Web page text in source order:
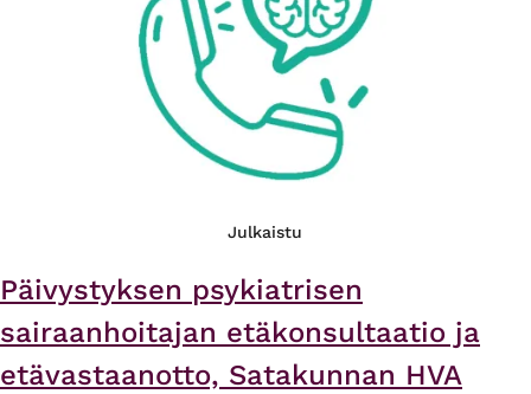
Julkaistu
Päivystyksen psykiatrisen
sairaanhoitajan etäkonsultaatio ja
etävastaanotto, Satakunnan HVA